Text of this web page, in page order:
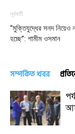
পূর্ববর্তী
“মুক্তিযুদ্ধের সনদ নিয়েও
হচ্ছে”: শামীম ওসমান
সম্পর্কিত খবর